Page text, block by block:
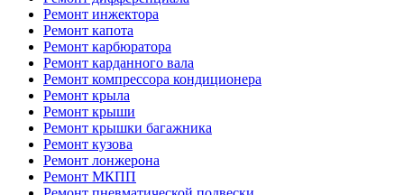
Ремонт инжектора
Ремонт капота
Ремонт карбюратора
Ремонт карданного вала
Ремонт компрессора кондиционера
Ремонт крыла
Ремонт крыши
Ремонт крышки багажника
Ремонт кузова
Ремонт лонжерона
Ремонт МКПП